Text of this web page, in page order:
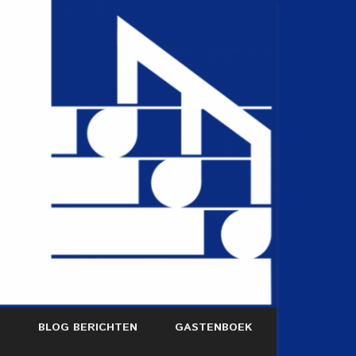
BLOG BERICHTEN GASTENBOEK